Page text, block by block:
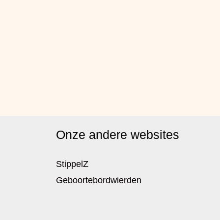
Onze andere websites
StippelZ
Geboortebordwierden